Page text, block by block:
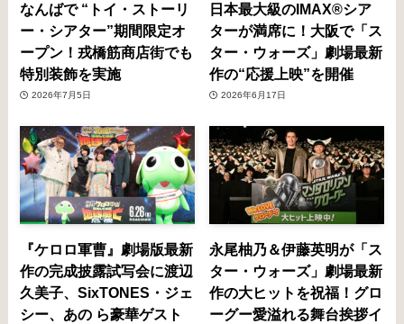
なんばで “トイ・ストーリ
ー・シアター”期間限定オ
ープン！戎橋筋商店街でも
特別装飾を実施
2026年7月5日
日本最大級のIMAX®シア
ターが満席に！大阪で「ス
ター・ウォーズ」劇場最新
作の“応援上映”を開催
2026年6月17日
『ケロロ軍曹』劇場版最新
作の完成披露試写会に渡辺
久美子、SixTONES・ジェ
シー、あの ら豪華ゲスト
永尾柚乃＆伊藤英明が「ス
ター・ウォーズ」劇場最新
作の大ヒットを祝福！グロ
ーグー愛溢れる舞台挨拶イ